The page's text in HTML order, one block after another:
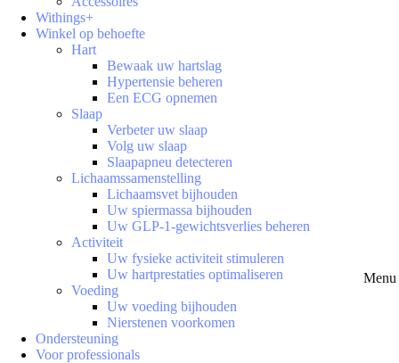
Menu
Withings+
Winkel op behoefte
Hart
Bewaak uw hartslag
Hypertensie beheren
Een ECG opnemen
Slaap
Verbeter uw slaap
Volg uw slaap
Slaapapneu detecteren
Lichaamssamenstelling
Lichaamsvet bijhouden
Uw spiermassa bijhouden
Uw GLP-1-gewichtsverlies beheren
Activiteit
Uw fysieke activiteit stimuleren
Uw hartprestaties optimaliseren
Voeding
Uw voeding bijhouden
Nierstenen voorkomen
Ondersteuning
Voor professionals